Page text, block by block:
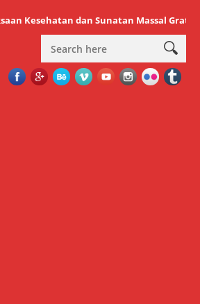
dan Sunatan Massal Gratis